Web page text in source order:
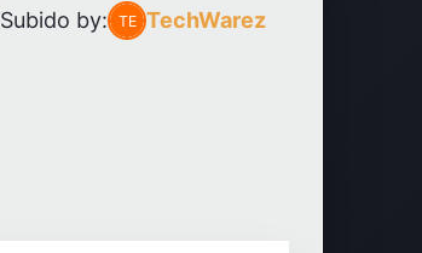
Subido by: TechWarez